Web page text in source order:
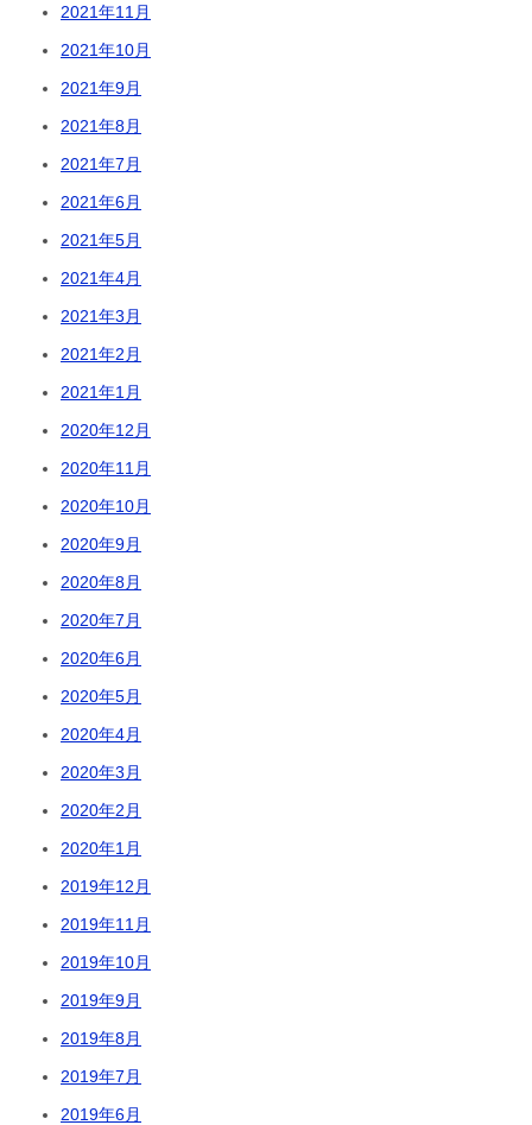
2021年11月
2021年10月
2021年9月
2021年8月
2021年7月
2021年6月
2021年5月
2021年4月
2021年3月
2021年2月
2021年1月
2020年12月
2020年11月
2020年10月
2020年9月
2020年8月
2020年7月
2020年6月
2020年5月
2020年4月
2020年3月
2020年2月
2020年1月
2019年12月
2019年11月
2019年10月
2019年9月
2019年8月
2019年7月
2019年6月